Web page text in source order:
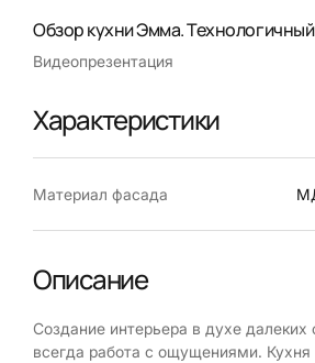
Обзор кухни Эмма.
Видеопрезентация
Характеристики
Материал фасада
Описание
Создание интерьера в духе
всегда работа с ощущениями.